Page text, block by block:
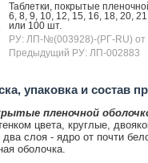
Таблетки, покрытые
6, 8, 9, 10, 12, 15, 16, 18, 20,
или 100 шт.
РУ: ЛП-№(003928)-(РГ-RU) от
Предыдущий РУ: ЛП-002883
упаковка и состав
пленочной
цвета, круглые,
слоя - ядро от почти
оболочка.